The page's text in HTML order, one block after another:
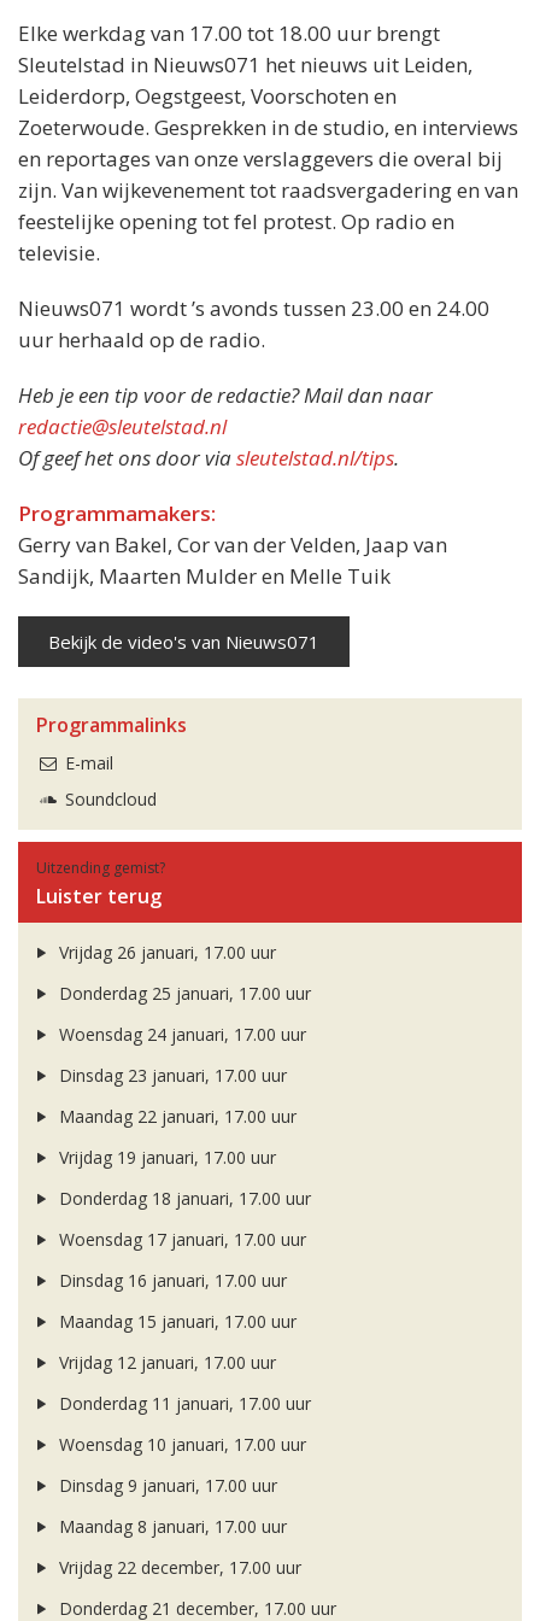
Elke werkdag van 17.00 tot 18.00 uur brengt
Sleutelstad in Nieuws071 het nieuws uit Leiden,
Leiderdorp, Oegstgeest, Voorschoten en
Zoeterwoude. Gesprekken in de studio, en interviews
en reportages van onze verslaggevers die overal bij
zijn. Van wijkevenement tot raadsvergadering en van
feestelijke opening tot fel protest. Op radio en
televisie.
Nieuws071 wordt ’s avonds tussen 23.00 en 24.00
uur herhaald op de radio.
Heb je een tip voor de redactie? Mail dan naar
redactie@sleutelstad.nl
Of geef het ons door viasleutelstad.nl/tips.
Programmamakers:
Gerry van Bakel, Cor van der Velden, Jaap van
Sandijk, Maarten Mulder en Melle Tuik
Bekijk de video's van Nieuws071
Programmalinks
E-mail
Soundcloud
Uitzending gemist?
Luister terug
Vrijdag 26 januari, 17.00 uur
Donderdag 25 januari, 17.00 uur
Woensdag 24 januari, 17.00 uur
Dinsdag 23 januari, 17.00 uur
Maandag 22 januari, 17.00 uur
Vrijdag 19 januari, 17.00 uur
Donderdag 18 januari, 17.00 uur
Woensdag 17 januari, 17.00 uur
Dinsdag 16 januari, 17.00 uur
Maandag 15 januari, 17.00 uur
Vrijdag 12 januari, 17.00 uur
Donderdag 11 januari, 17.00 uur
Woensdag 10 januari, 17.00 uur
Dinsdag 9 januari, 17.00 uur
Maandag 8 januari, 17.00 uur
Vrijdag 22 december, 17.00 uur
Donderdag 21 december, 17.00 uur